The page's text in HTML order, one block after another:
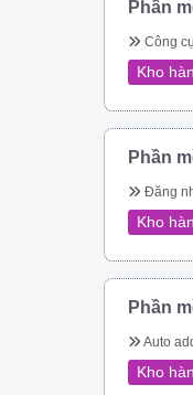
Phần
Công cụ hỗ trợ đi đầu trong
Kho
Phần
Đăng nhập và quản lý nhiều zalo trên máy tính Gửi tin
Kho
Phần
Auto add
Kho